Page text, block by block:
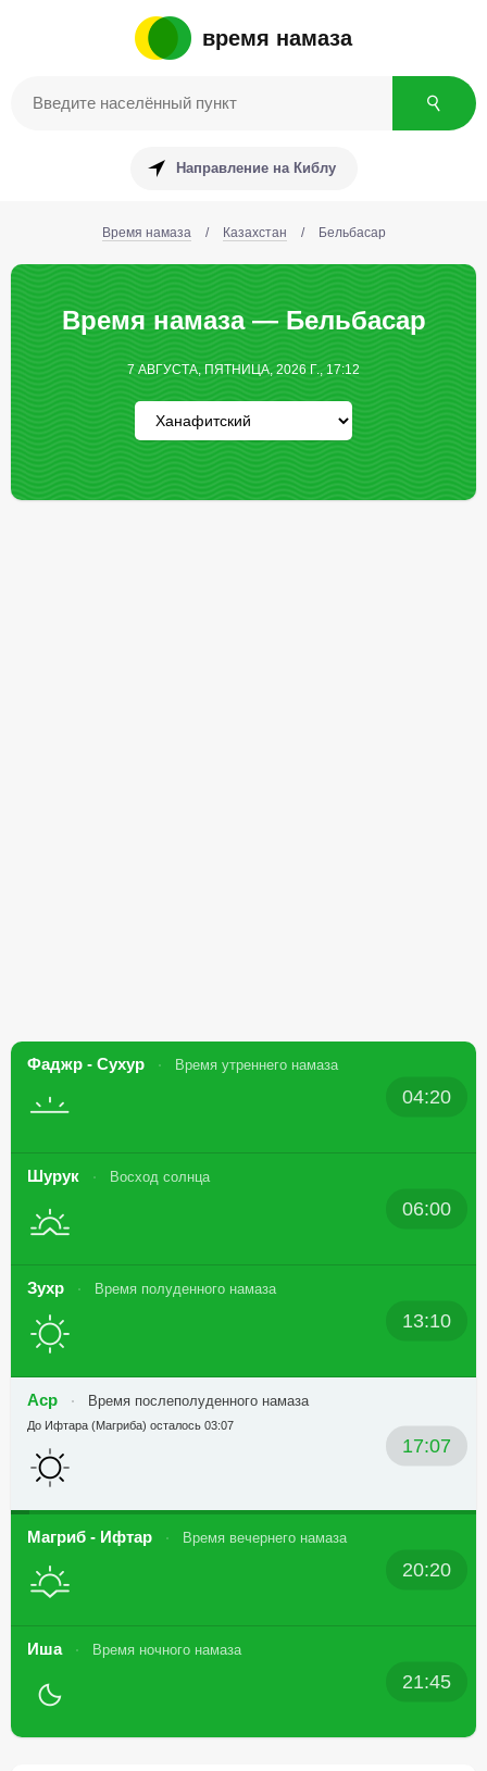
время намаза
Направление на Киблу
Время намаза / Казахстан / Бельбасар
Время намаза — Бельбасар
7 АВГУСТА, ПЯТНИЦА, 2026 Г., 17:12
Фаджр - Сухур Время утреннего намаза
04:20
Шурук Восход солнца
06:00
Зухр Время полуденного намаза
13:10
Аср Время послеполуденного намаза
17:07
До Ифтара (Магриба) осталось 03:07
Магриб - Ифтар Время вечернего намаза
20:20
Иша Время ночного намаза
21:45